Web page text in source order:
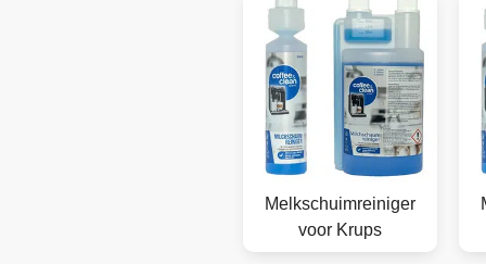
Melkschuimreiniger
voor Krups